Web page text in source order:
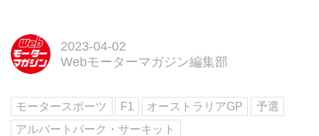
2023-04-02
Webモーターマガジン編集部
モータースポーツ F1 オーストラリアGP
予選
アルバートパーク・サーキット